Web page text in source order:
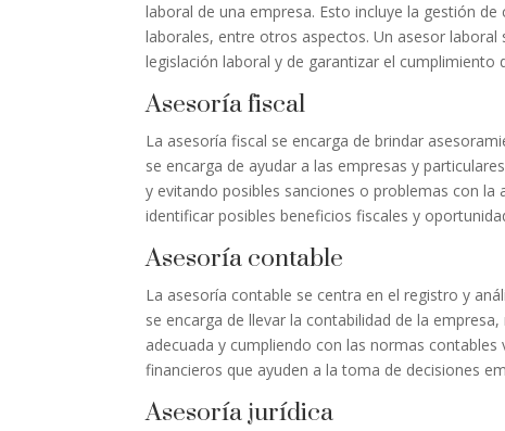
laboral de una empresa. Esto incluye la gestión
laborales, entre otros aspectos. Un asesor
legislación laboral y de garantizar el cumplimiento
Asesoría fiscal
La asesoría fiscal se encarga de brindar
se encarga de ayudar a las empresas y
y evitando posibles sanciones o problemas con
identificar posibles beneficios fiscales y
Asesoría contable
La asesoría contable se centra en el registro y
se encarga de llevar la contabilidad de la
adecuada y cumpliendo con las normas
financieros que ayuden a la toma de decisiones
Asesoría jurídica